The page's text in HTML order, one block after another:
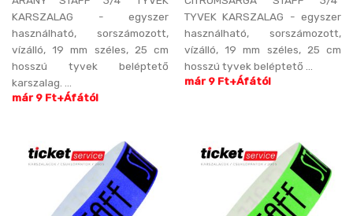
KARSZALAG - egyszer
használható, sorszámozott,
vízálló, 19 mm széles, 25 cm
hosszú tyvek beléptető
karszalag. ...
már 9 Ft+Áfától
TYVEK KARSZALAG - egyszer
használható, sorszámozott,
vízálló, 19 mm széles, 25 cm
hosszú tyvek beléptető ...
már 9 Ft+Áfától